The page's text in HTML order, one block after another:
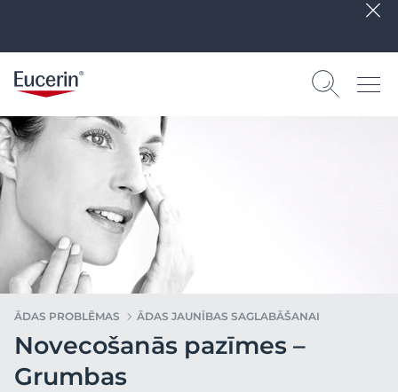
ĀDAS PROBLĒMAS ĀDAS JAUNĪBAS SAGLABĀŠANAI
Novecošanās pazīmes –
Grumbas